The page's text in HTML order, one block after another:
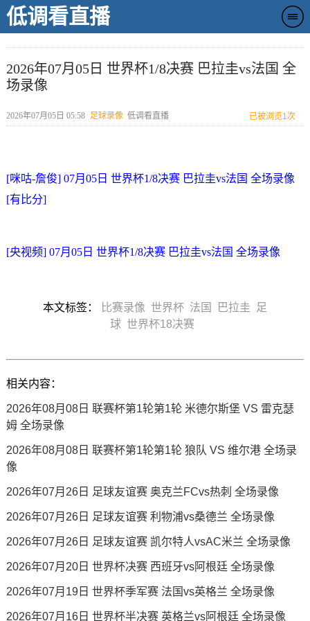
低调看直播
2026年07月05日 世界杯1/8决赛 巴拉圭vs法国 全
场录像
2026年07月05日 05:58 足球录像 低调看直播 已被浏览1次
[咪咕-詹俊] 07月05日 世界杯1/8决赛 巴拉圭vs法国 全场录像
[有比分]
[央视频] 07月05日 世界杯1/8决赛 巴拉圭vs法国 全场录像
本文标签： 比赛录像 世界杯 法国 巴拉圭
足
球 世界杯18决赛
相关内容：
2026年08月08日 联赛杯第1轮第1轮 米德尔斯堡 VS 雷克瑟
姆 全场录像
2026年08月08日 联赛杯第1轮第1轮 狼队 VS 维尔港 全场录
像
2026年07月26日 足球友谊赛 奥克兰FCvs热刺 全场录像
2026年07月26日 足球友谊赛 利物浦vs桑德兰 全场录像
2026年07月26日 足球友谊赛 凯尔特人vsAC米兰 全场录像
2026年07月20日 世界杯决赛 西班牙vs阿根廷 全场录像
2026年07月19日 世界杯季军赛 法国vs英格兰 全场录像
2026年07月16日 世界杯半决赛 英格兰vs阿根廷 全场录像